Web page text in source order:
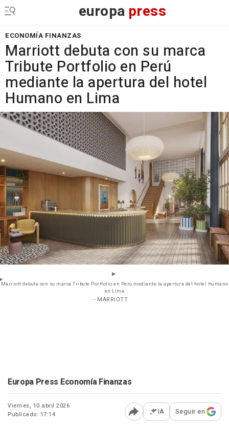
europa press
ECONOMÍA FINANZAS
Marriott debuta con su marca
Tribute Portfolio en Perú
mediante la apertura del hotel
Humano en Lima
Marriott debuta con su marca Tribute Portfolio en Perú mediante la apertura del hotel Humano
en Lima
- MARRIOTT
Europa Press Economía Finanzas
Viernes, 10 abril 2026
Publicado: 17:14
Abrir opciones para
IA Seguir en